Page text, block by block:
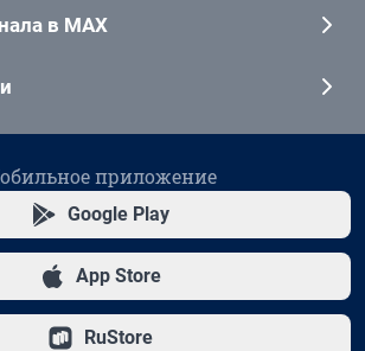
в MAX
приложение
Google Play
App Store
RuStore